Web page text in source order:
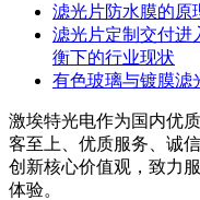
滤光片防水膜的原
滤光片定制交付进
衡下的行业现状
有色玻璃与镀膜滤
激埃特光电作为国内优
客至上、优质服务、诚
创新核心价值观，致力
体验。